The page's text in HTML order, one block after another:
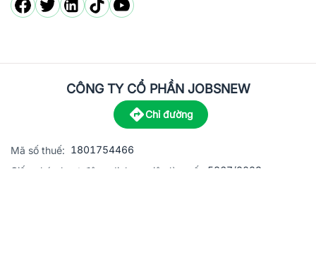
CÔNG TY CỔ PHẦN JOBSNEW
Chỉ đường
Mã số thuế: 1801754466
Giấy phép hoạt động dịch vụ việc làm số:
5867/2023